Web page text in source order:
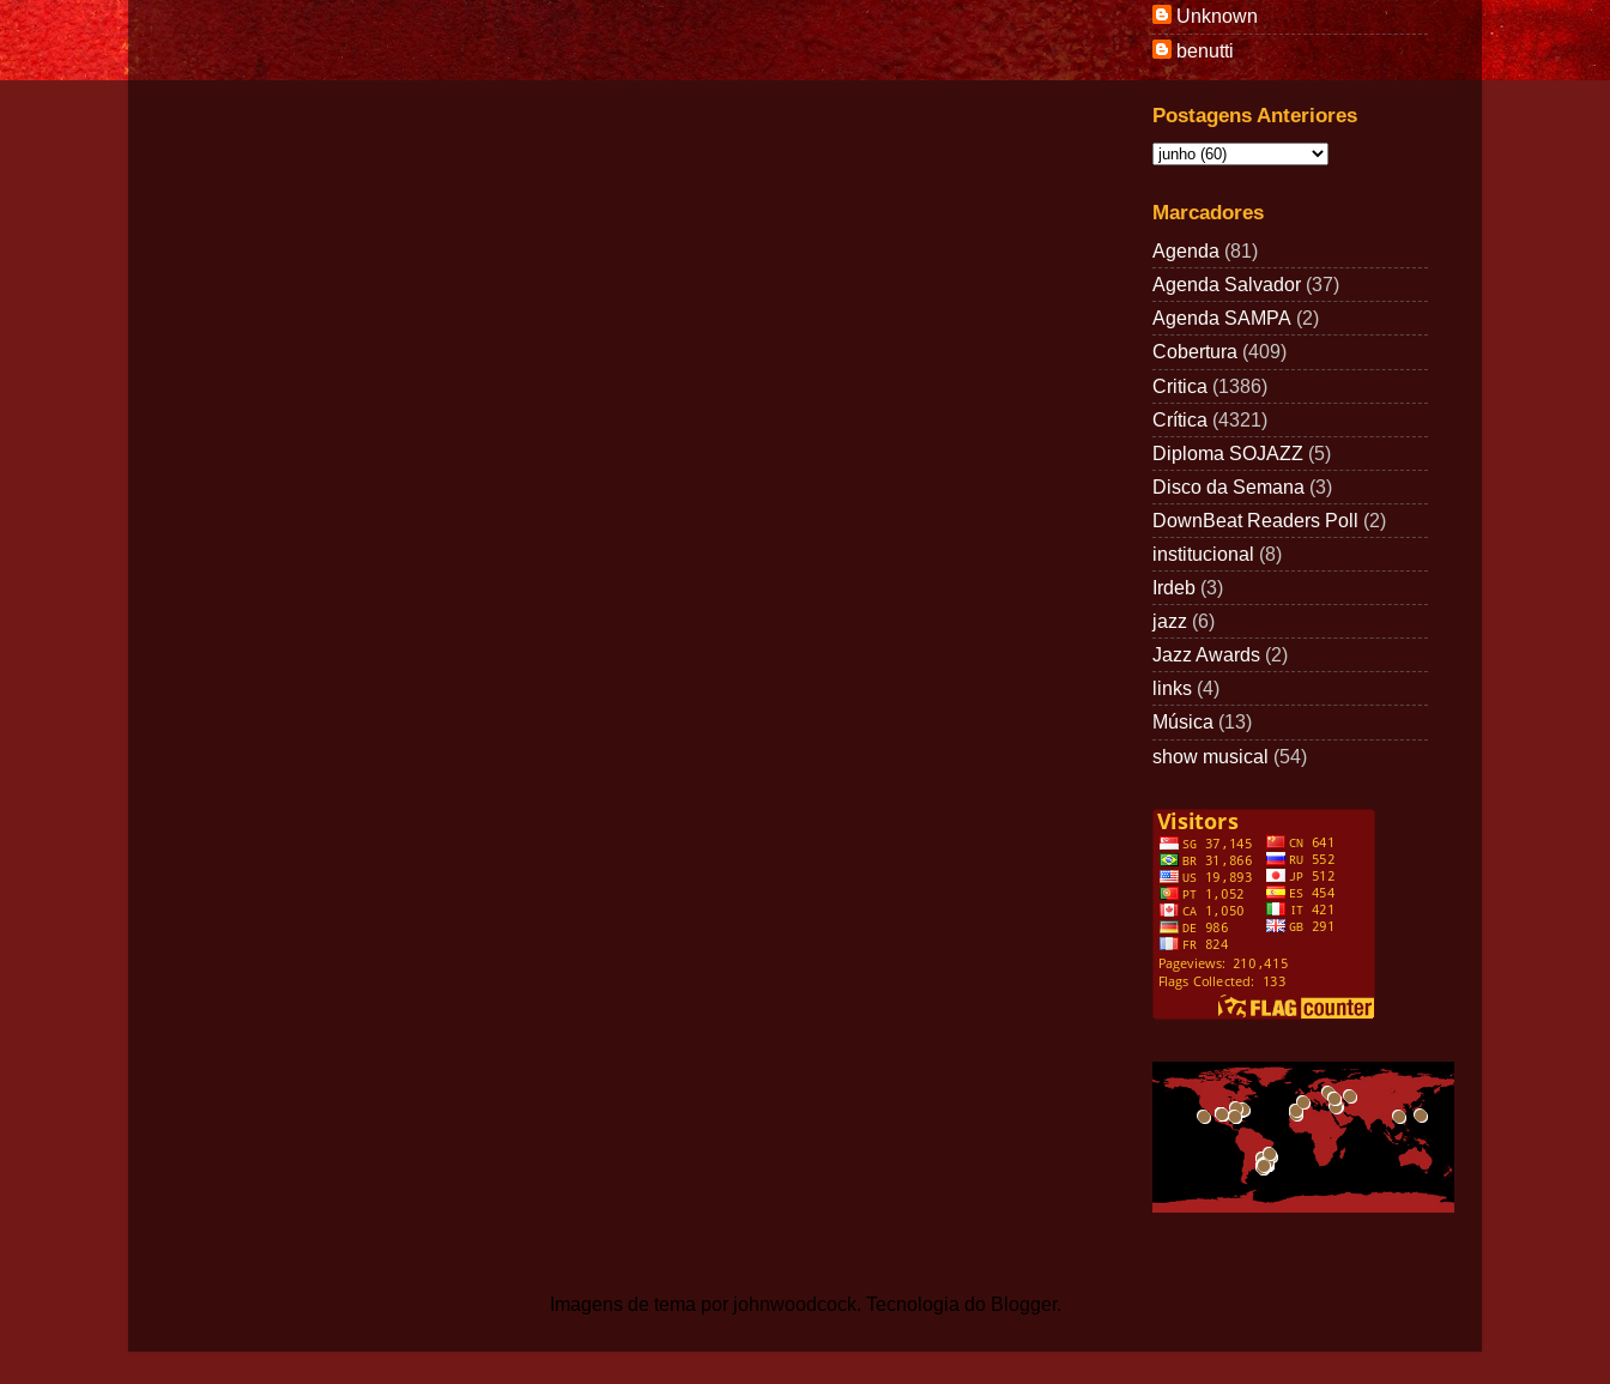
Unknown
benutti
Postagens Anteriores
Marcadores
Agenda (81)
Agenda Salvador (37)
Agenda SAMPA (2)
Cobertura (409)
Critica (1386)
Crítica (4321)
Diploma SOJAZZ (5)
Disco da Semana (3)
DownBeat Readers Poll (2)
institucional (8)
Irdeb (3)
jazz (6)
Jazz Awards (2)
links (4)
Música (13)
show musical (54)
Imagens de tema por johnwoodcock. Tecnologia do Blogger.